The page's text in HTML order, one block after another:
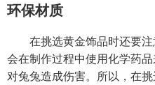
环保材质
在挑选黄金饰品时还要
会在制作过程中使用化学药
对兔兔造成伤害。所以，在